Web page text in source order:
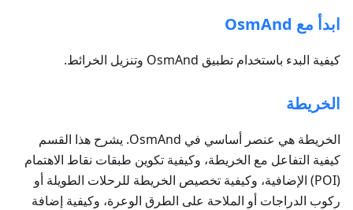
ابدأ مع OsmAnd
كيفية البدء باستخدام تطبيق OsmAnd وتنزيل الخرائط.
الخريطة
الخريطة هي عنصر أساسي في OsmAnd. يشرح هذا القسم
كيفية التفاعل مع الخريطة، وكيفية تكوين طبقات نقاط الاهتمام
(POI) الإضافية، وكيفية تخصيص الخريطة للرحلات الطويلة أو
ركوب الدراجات أو الملاحة على الطرق الوعرة، وكيفية إضافة